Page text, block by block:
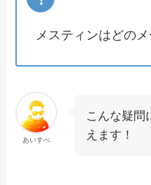
メスティンはどの
あいすべ
こんな疑問
えます！